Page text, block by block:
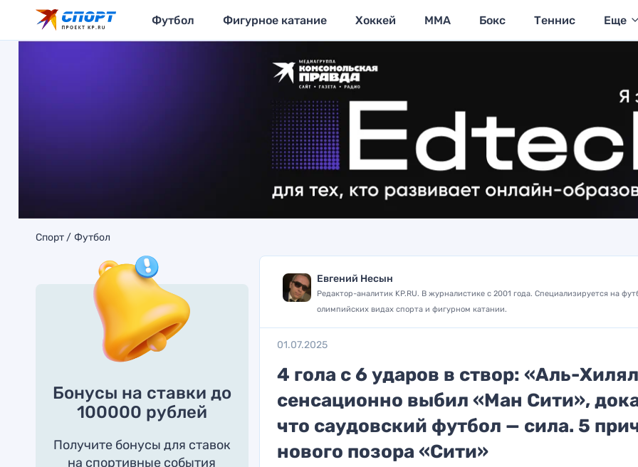
Футбол Фигурное катание Хоккей MMA Бокс Теннис Еще
Спорт Футбол
Бонусы на ставки до
100000 рублей
Получите бонусы для ставок
на спортивные события
Евгений Несын
Редактор-аналитик KP.RU. В журналистике с 2001 года. Специализируется на
олимпийских видах спорта и фигурном катании.
01.07.2025
4 гола с 6 ударов в створ: «Аль-
сенсационно выбил «Ман Сити»,
что саудовский футбол — сила. 5
нового позора «Сити»